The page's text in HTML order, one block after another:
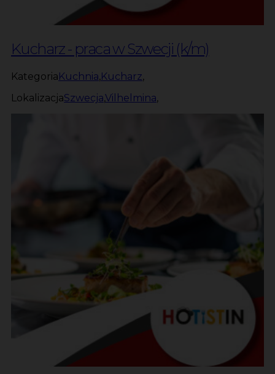
Kucharz - praca w Szwecji (k/m)
KategoriaKuchnia,Kucharz,
LokalizacjaSzwecja,Vilhelmina,